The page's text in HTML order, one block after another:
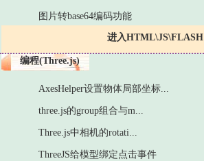
进入HTML\JS\FLASH
图片转base64编码功能
编程(Three.js)
AxesHelper设置物体局部坐标...
three.js的group组合与m...
Three.js中相机的rotati...
ThreeJS给模型绑定点击事件